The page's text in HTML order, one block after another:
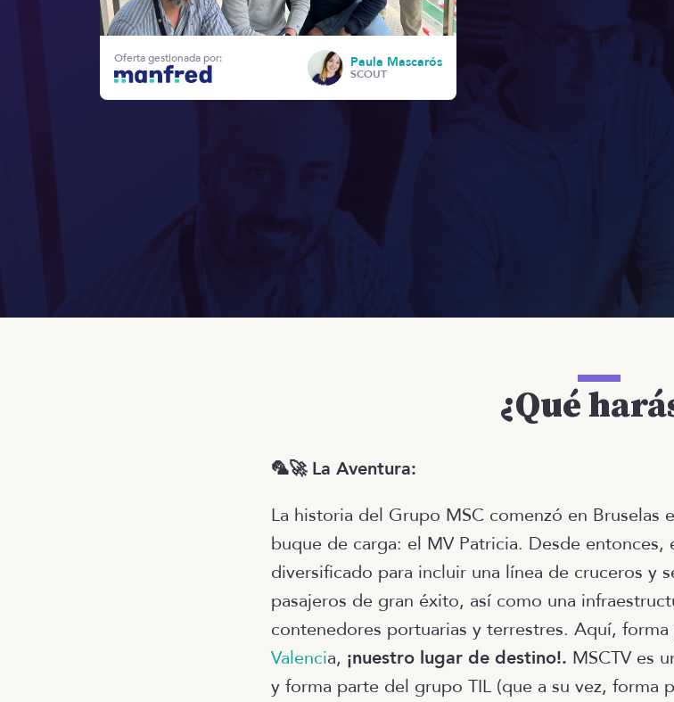
Oferta gestionada por: Paula Mascarós
SCOUT
¿Qué
🦜🚀 La Aventura:
La historia del Grupo MSC comenzó en Bruselas
buque de carga: el MV Patricia. Desde
diversificado para incluir una línea de cruceros y
pasajeros de gran éxito, así como una
contenedores portuarias y terrestres. Aquí,
Valencia, ¡nuestro lugar de destino!. MSCTV es
y forma parte del grupo TIL (que a su vez, forma